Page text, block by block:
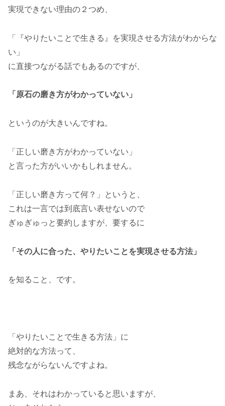
実現できない理由の２つめ、
「『やりたいことで生きる』を実現させる方法がわからな
い」
に直接つながる話でもあるのですが、
「原石の磨き方がわかっていない」
というのが大きいんですね。
「正しい磨き方がわかっていない」
と言った方がいいかもしれません。
「正しい磨き方って何？」というと、
これは一言では到底言い表せないので
ぎゅぎゅっと要約しますが、要するに
「その人に合った、やりたいことを実現させる方法」
を知ること、です。
「やりたいことで生きる方法」に
絶対的な方法って、
残念ながらないんですよね。
まあ、それはわかっていると思いますが、